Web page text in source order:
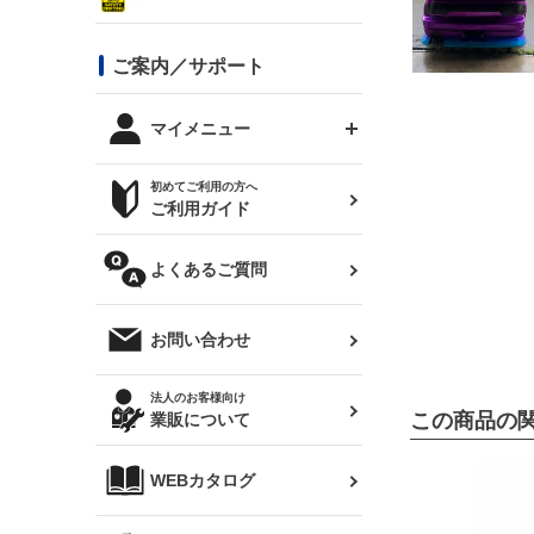
スタイリッシュライン
ボンネット
カナード
外装・補修パーツ
オリジンアーム(足回り)
レンズ
マフラー
リアウイング
リアゲート
メンテナンスパーツ
DTM:exclusive
まつど家 鉄八
JZX110 マークⅡ
ハイエース
レビン
トレノ
マークX
クラウン
クラウンマジェスタ
シルビア S14 前期
シルビア S15
180SX
ワンビア
RX-7
スバル
BRZ
レクサス
三菱
デリカ D:5
軽自動車
汎用
コンバットアイ用ライト
オプションタイヤ
サマータイヤ
ジムニー用タイヤ
ハイエース・バン用タイ
ホイールナット
ステッカー
トップス(半袖)
トップス(長袖)
パーカー
オーバーオール(つなぎ)
タオル
帽子
ご案内／サポート
マイメニュー
ログインする
お気に入りリスト
クーポンを見る
閲覧履歴
ニュースレターお申し込み
初めてご利用の方へ
ご利用ガイド
よくあるご質問
お問い合わせ
法人のお客様向け
業販について
WEBカタログ
この商品の